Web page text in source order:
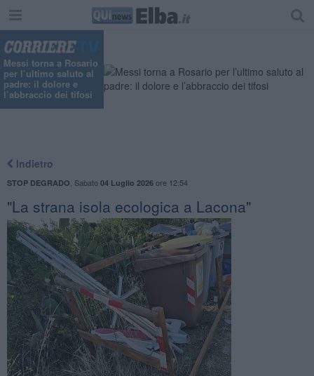
Messi torna a Rosario
per l’ultimo saluto al
padre: il dolore e
l’abbraccio dei tifosi
Indietro
STOP DEGRADO Sabato 04 Luglio 2026ore 12:54
"La strana isola ecologica a Lacona"